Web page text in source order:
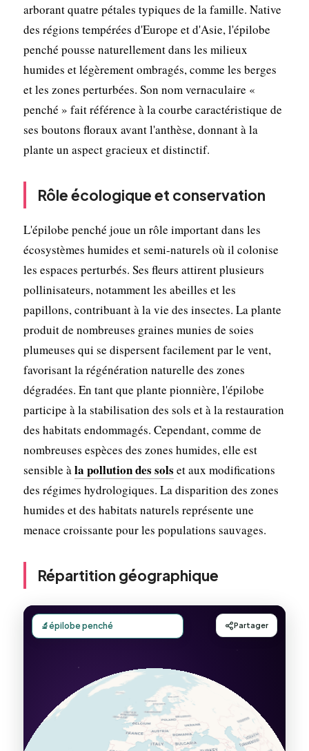
arborant quatre pétales typiques de la famille. Native
des régions tempérées d'Europe et d'Asie, l'épilobe
penché pousse naturellement dans les milieux
humides et légèrement ombragés, comme les berges
et les zones perturbées. Son nom vernaculaire «
penché » fait référence à la courbe caractéristique de
ses boutons floraux avant l'anthèse, donnant à la
plante un aspect gracieux et distinctif.
Rôle écologique et conservation
L'épilobe penché joue un rôle important dans les
écosystèmes humides et semi-naturels où il colonise
les espaces perturbés. Ses fleurs attirent plusieurs
pollinisateurs, notamment les abeilles et les
papillons, contribuant à la vie des insectes. La plante
produit de nombreuses graines munies de soies
plumeuses qui se dispersent facilement par le vent,
favorisant la régénération naturelle des zones
dégradées. En tant que plante pionnière, l'épilobe
participe à la stabilisation des sols et à la restauration
des habitats endommagés. Cependant, comme de
nombreuses espèces des zones humides, elle est
sensible àla pollution des sols et aux modifications
des régimes hydrologiques. La disparition des zones
humides et des habitats naturels représente une
menace croissante pour les populations sauvages.
Répartition géographique